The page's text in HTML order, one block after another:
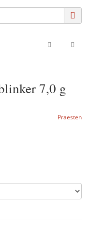
7,0 g
Praesten